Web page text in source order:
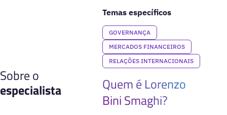
Temas específicos
GOVERNANÇA
MERCADOS FINANCEIROS
RELAÇÕES INTERNACIONAIS
Sobre o
especialista
Quem é Lorenzo
Bini Smaghi?